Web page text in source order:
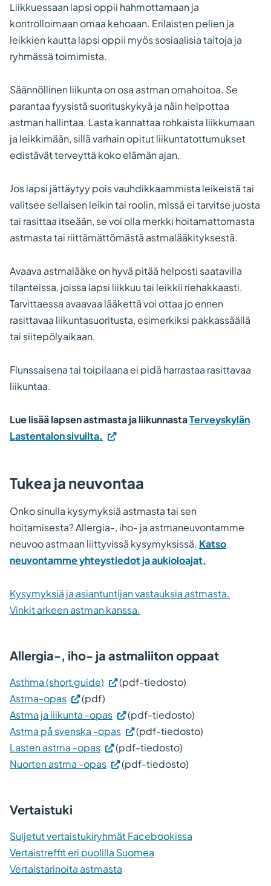
Liikkuessaan lapsi oppii hahmottamaan ja
kontrolloimaan omaa kehoaan. Erilaisten pelien ja
leikkien kautta lapsi oppii myös sosiaalisia taitoja ja
ryhmässä toimimista.
Säännöllinen liikunta on osa astman omahoitoa. Se
parantaa fyysistä suorituskykyä ja näin helpottaa
astman hallintaa. Lasta kannattaa rohkaista liikkumaan
ja leikkimään, sillä varhain opitut liikuntatottumukset
edistävät terveyttä koko elämän ajan.
Jos lapsi jättäytyy pois vauhdikkaammista leikeistä tai
valitsee sellaisen leikin tai roolin, missä ei tarvitse juosta
tai rasittaa itseään, se voi olla merkki hoitamattomasta
astmasta tai riittämättömästä astmalääkityksestä.
Avaava astmalääke on hyvä pitää helposti saatavilla
tilanteissa, joissa lapsi liikkuu tai leikkii riehakkaasti.
Tarvittaessa avaavaa lääkettä voi ottaa jo ennen
rasittavaa liikuntasuoritusta, esimerkiksi pakkassäällä
tai siitepölyaikaan.
Flunssaisena tai toipilaana ei pidä harrastaa rasittavaa
liikuntaa.
Lue lisää lapsen astmasta ja liikunnastaTerveyskylän
Lastentalon sivuilta. (Vieraile
Linkki
uuteen
välilehteen.)
Tukea ja neuvontaa
Onko sinulla kysymyksiä astmasta tai sen
hoitamisesta? Allergia-, iho- ja astmaneuvontamme
neuvoo astmaan liittyvissä kysymyksissä. Katso
neuvontamme yhteystiedot ja aukioloajat.
Kysymyksiä ja asiantuntijan vastauksia astmasta.
Vinkit arkeen astman kanssa.
Allergia-, iho- ja astmaliiton oppaat
Asthma (short guide)
(pdf-tiedosto)
Astma-opas
(pdf)
Astma ja liikunta -opas
(pdf-tiedosto)
Astma på svenska -opas
(pdf-tiedosto)
Lasten astma -opas
(pdf-tiedosto)
Nuorten astma -opas
(pdf-tiedosto)
Vertaistuki
Suljetut vertaistukiryhmät Facebookissa
Vertaistreffit eri puolilla Suomea
Vertaistarinoita astmasta